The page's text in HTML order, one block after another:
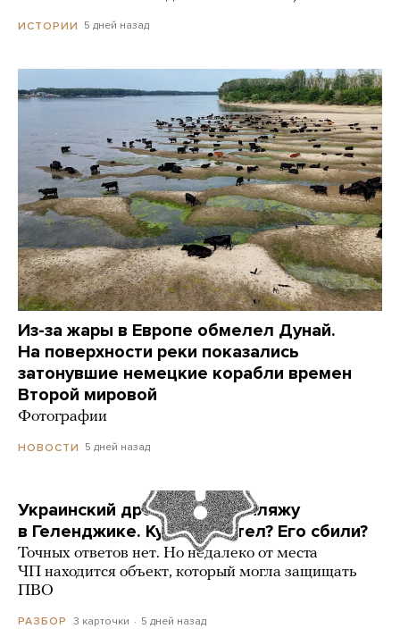
ИСТОРИИ 5 дней назад
Из-за жары в Европе обмелел Дунай.
На поверхности реки показались
затонувшие немецкие корабли времен
Второй мировой
Фотографии
НОВОСТИ 5 дней назад
Украинский дрон попал по пляжу
в Геленджике. Куда он летел? Его сбили?
Точных ответов нет. Но недалеко от места
ЧП находится объект, который могла защищать
ПВО
РАЗБОР 3 карточки 5 дней назад